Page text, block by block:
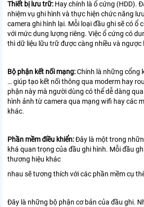
Thiết bị lưu trữ: Hay chính là ổ cứng (HDD).
nhiệm vụ ghi hình và thực hiện chức năng
camera ghi hình lại. Mỗi loại đầu ghi sẽ có ổ
với mức dung lượng riêng. Việc ổ cứng có
thì dữ liệu lữu trữ được càng nhiều và ngược
Bộ phận kết nối mạng:Chính là những cổng
… giúp tạo kết nối thông qua moderm hay
phận này mà người dùng có thể dễ dàng
hình ảnh từ camera qua mạng wifi hay các
khác.
Phần mềm điều khiển:Đây là một trong
khá quan trọng của đầu ghi hình. Mỗi đầu
thương hiệu khác
nhau sẽ tương thích với các phần mềm cụ
Đây là những bộ phận cơ bản của đầu ghi.